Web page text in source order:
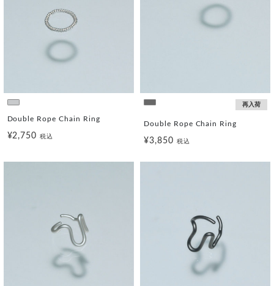
Double Rope Chain Ring
¥2,750税込
再入荷
Double Rope Chain Ring
¥3,850 税込